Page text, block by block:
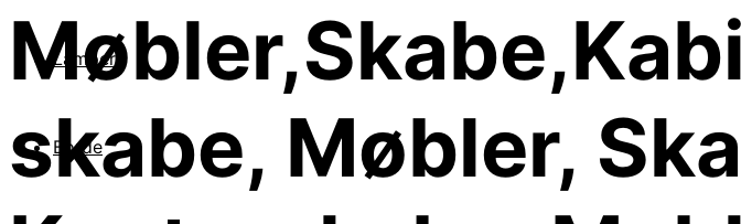
Lamper
Borde
skabe, Møbler,